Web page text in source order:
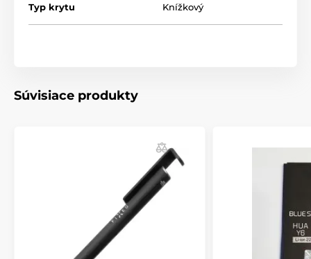
Typ krytu Knížkový
Súvisiace produkty